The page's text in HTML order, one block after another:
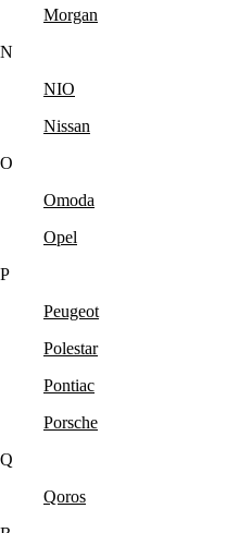
Morgan
N
NIO
Nissan
O
Omoda
Opel
P
Peugeot
Polestar
Pontiac
Porsche
Q
Qoros